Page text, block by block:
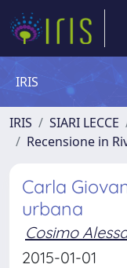
IRIS
IRIS SIARI LECCE
Recensione in
Carla
urbana
Cosimo
2015-01-01